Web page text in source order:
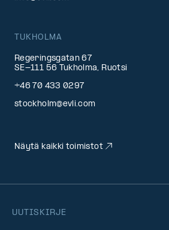
UUTISKIRJE
TUKHOLMA
Regeringsgatan 67
SE-111 56 Tukholma, Ruotsi
+46 70 433 0297
stockholm@evli.com
Näytä kaikki toimistot